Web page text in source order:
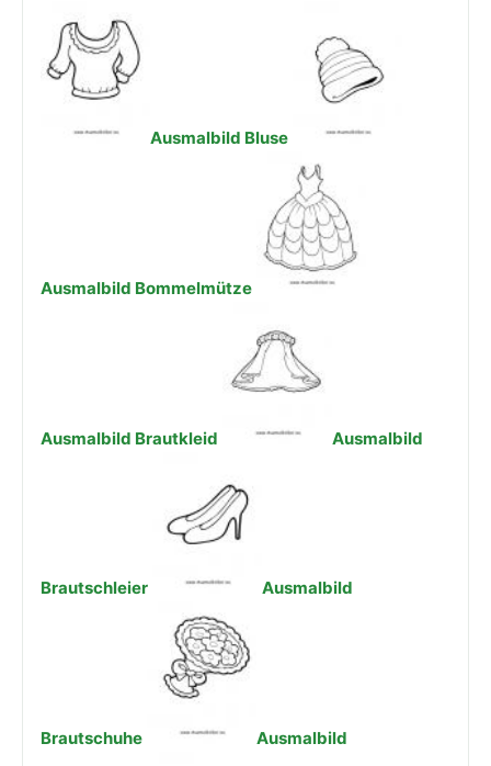
Ausmalbild Bluse
Ausmalbild Bommelmütze
Ausmalbild Brautkleid Ausmalbild
Brautschleier Ausmalbild
Brautschuhe Ausmalbild